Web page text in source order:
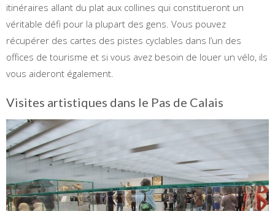
itinéraires allant du plat aux collines qui constitueront un
véritable défi pour la plupart des gens. Vous pouvez
récupérer des cartes des pistes cyclables dans l’un des
offices de tourisme et si vous avez besoin de louer un vélo, ils
vous aideront également.
Visites artistiques dans le Pas de Calais